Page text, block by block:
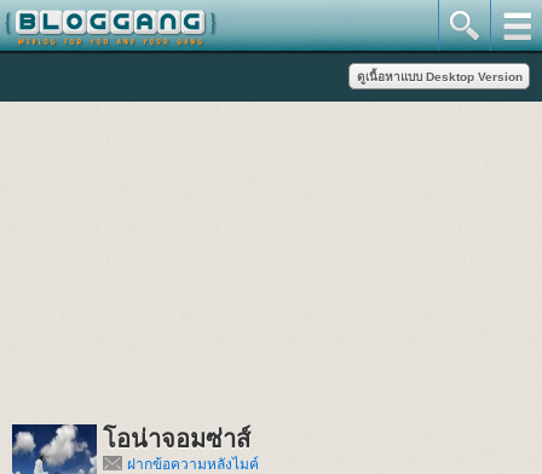
อน่าจอมซ่าส์
ฝากข้อความหลังไมค์